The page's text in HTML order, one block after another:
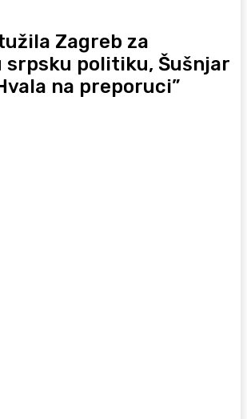
Zagreb za
srpsku politiku, Šušnjar
na preporuci”